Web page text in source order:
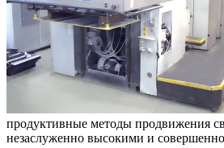
продуктивные методы продвижения
незаслуженно высокими и совершенно